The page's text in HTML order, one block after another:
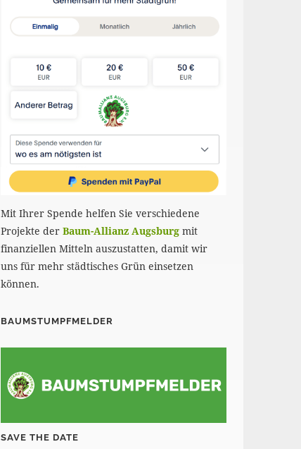
Mit Ihrer Spende helfen Sie verschiedene
Projekte derBaum-Allianz Augsburg mit
finanziellen Mitteln auszustatten, damit wir
uns für mehr städtisches Grün einsetzen
können.
BAUMSTUMPFMELDER
SAVE THE DATE